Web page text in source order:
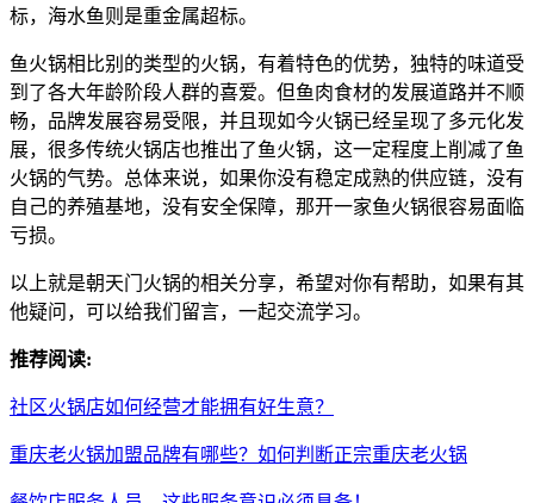
标，海水鱼则是重金属超标。
鱼火锅相比别的类型的火锅，有着特色的优势，独特的味道受
到了各大年龄阶段人群的喜爱。但鱼肉食材的发展道路并不顺
畅，品牌发展容易受限，并且现如今火锅已经呈现了多元化发
展，很多传统火锅店也推出了鱼火锅，这一定程度上削减了鱼
火锅的气势。总体来说，如果你没有稳定成熟的供应链，没有
自己的养殖基地，没有安全保障，那开一家鱼火锅很容易面临
亏损。
以上就是朝天门火锅的相关分享，希望对你有帮助，如果有其
他疑问，可以给我们留言，一起交流学习。
推荐阅读:
社区火锅店如何经营才能拥有好生意？
重庆老火锅加盟品牌有哪些？如何判断正宗重庆老火锅